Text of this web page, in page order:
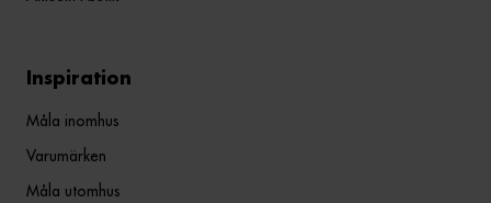
Inspiration
Måla inomhus
Varumärken
Måla utomhus